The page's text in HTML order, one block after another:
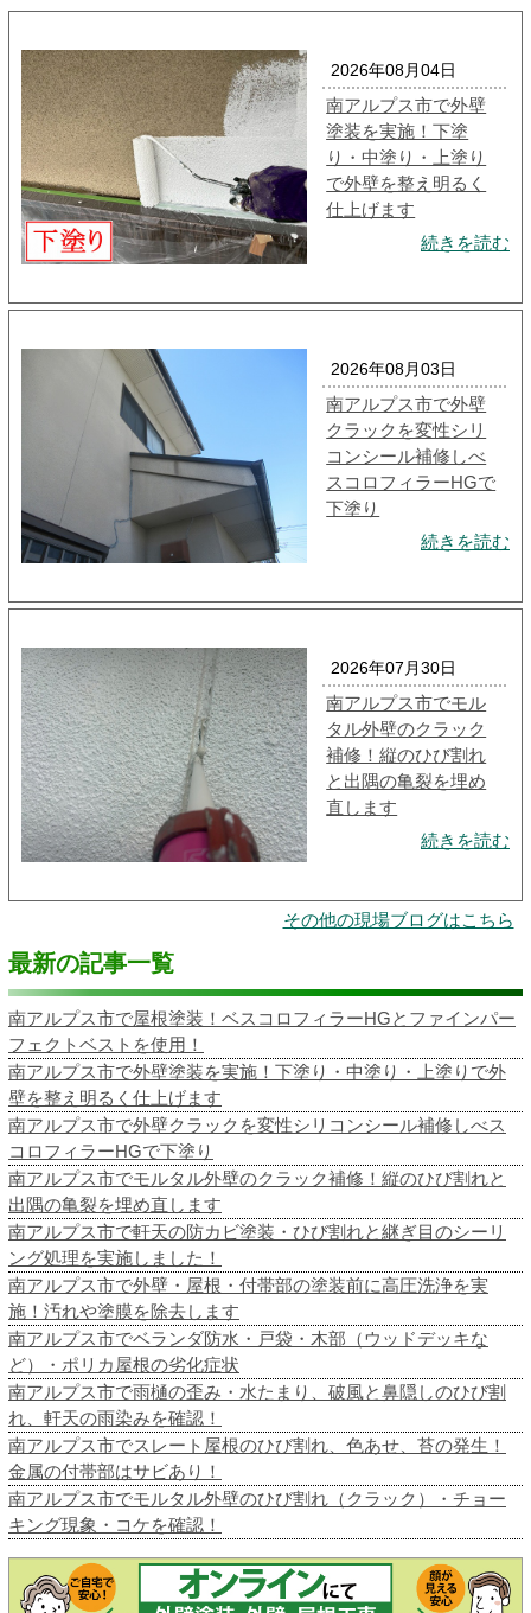
2026年08月04日
南アルプス市で外壁
塗装を実施！下塗
り・中塗り・上塗り
で外壁を整え明るく
仕上げます
続きを読む
2026年08月03日
南アルプス市で外壁
クラックを変性シリ
コンシール補修しべ
スコロフィラーHGで
下塗り
続きを読む
2026年07月30日
南アルプス市でモル
タル外壁のクラック
補修！縦のひび割れ
と出隅の亀裂を埋め
直します
続きを読む
その他の現場ブログはこちら
最新の記事一覧
南アルプス市で屋根塗装！ベスコロフィラーHGとファインパー
フェクトベストを使用！
南アルプス市で外壁塗装を実施！下塗り・中塗り・上塗りで外
壁を整え明るく仕上げます
南アルプス市で外壁クラックを変性シリコンシール補修しべス
コロフィラーHGで下塗り
南アルプス市でモルタル外壁のクラック補修！縦のひび割れと
出隅の亀裂を埋め直します
南アルプス市で軒天の防カビ塗装・ひび割れと継ぎ目のシーリ
ング処理を実施しました！
南アルプス市で外壁・屋根・付帯部の塗装前に高圧洗浄を実
施！汚れや塗膜を除去します
南アルプス市でベランダ防水・戸袋・木部（ウッドデッキな
ど）・ポリカ屋根の劣化症状
南アルプス市で雨樋の歪み・水たまり、破風と鼻隠しのひび割
れ、軒天の雨染みを確認！
南アルプス市でスレート屋根のひび割れ、色あせ、苔の発生！
金属の付帯部はサビあり！
南アルプス市でモルタル外壁のひび割れ（クラック）・チョー
キング現象・コケを確認！